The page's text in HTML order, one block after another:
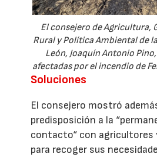
El consejero de Agricultura,
Rural y Política Ambiental de
León, Joaquín Antonio
afectadas por el incendio de
Soluciones
El consejero mostró
predisposición a la
contacto“ con agricultores
para recoger sus